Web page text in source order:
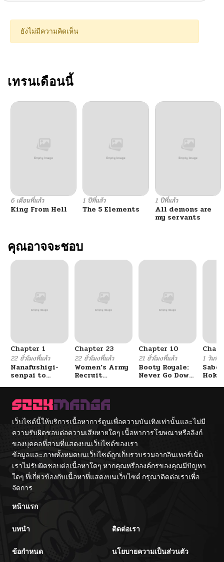
ตอนที่ 102 09/08/2025
ตอนที่ 100
ตอนที่ 99
ตอนที่ 97 09/03/2025
ตอนที่ 96
ตอนที่ 95 09/03/2025
ตอนที่ 94
ตอนที่ 90 09/03/2025
ตอนที่ 89
ตอนที่ 88
ตอนที่ 87 09/03/2025
ตอนที่ 86 09/03/2025
ตอนที่ 85
ตอนที่ 83
ยังไม่มีความคิดเห็น
เทรนเดือนนี้
6 เดือนที่แล้ว
King From Hell
1 ปีที่แล้ว
The 5 Elements
1 ปีที่แล้ว
All demons are
my servants
คุณอาจจะชอบ
Chapter 1
22 ชั่วโมงที่แล้ว
Nanafushigi-
senpai to
Chapter 23
22 ชั่วโมงที่แล้ว
Women’s Army
Recruit
Chapter 10
21 ชั่วโมงที่แล้ว
Booty Royale:
Never Go Down
1 วันที่แ
เว็บไซต์นี้ให้บริการเนื้อหาการ์ตูนเพื่อความบันเทิงเท่านั้นและไม่มี
ความรับผิดชอบต่อความเสียหายใดๆ เนื้อหาการโฆษณาหรือลิงก์
ของบุคคลที่สามที่แสดงบนเว็บไซต์ของเรา
ข้อมูลและภาพทั้งหมดบนเว็บไซต์ถูกเก็บรวบรวมจากอินเทอร์เน็ต
เราไม่รับผิดชอบต่อเนื้อหาใดๆ หากคุณหรือองค์กรของคุณมีปัญหา
ใดๆ ที่เกี่ยวข้องกับเนื้อหาที่แสดงบนเว็บไซต์ กรุณาติดต่อเราเพื่อ
จัดการ
หน้าแรก
บทนำ ติดต่อเรา
ข้อกำหนด นโยบายความเป็นส่วนตัว